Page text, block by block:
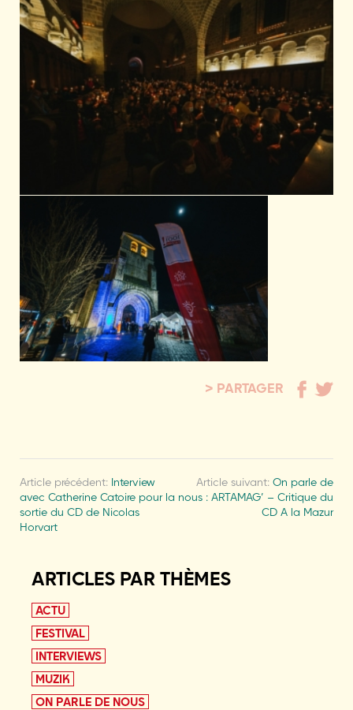
PARTAGER
Article précédent: Interview
avec Catherine Catoire pour la
sortie du CD de Nicolas
Horvart
Article suivant: On parle de
nous : ARTAMAG’ – Critique du
CD A la Mazur
ARTICLES PAR THÈMES
ACTU
FESTIVAL
INTERVIEWS
MUZIK
ON PARLE DE NOUS